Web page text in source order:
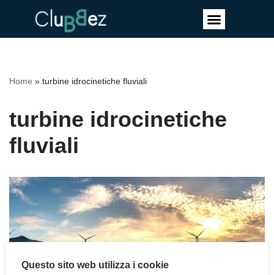
Home » turbine idrocinetiche fluviali
turbine idrocinetiche
fluviali
Questo sito web utilizza i cookie